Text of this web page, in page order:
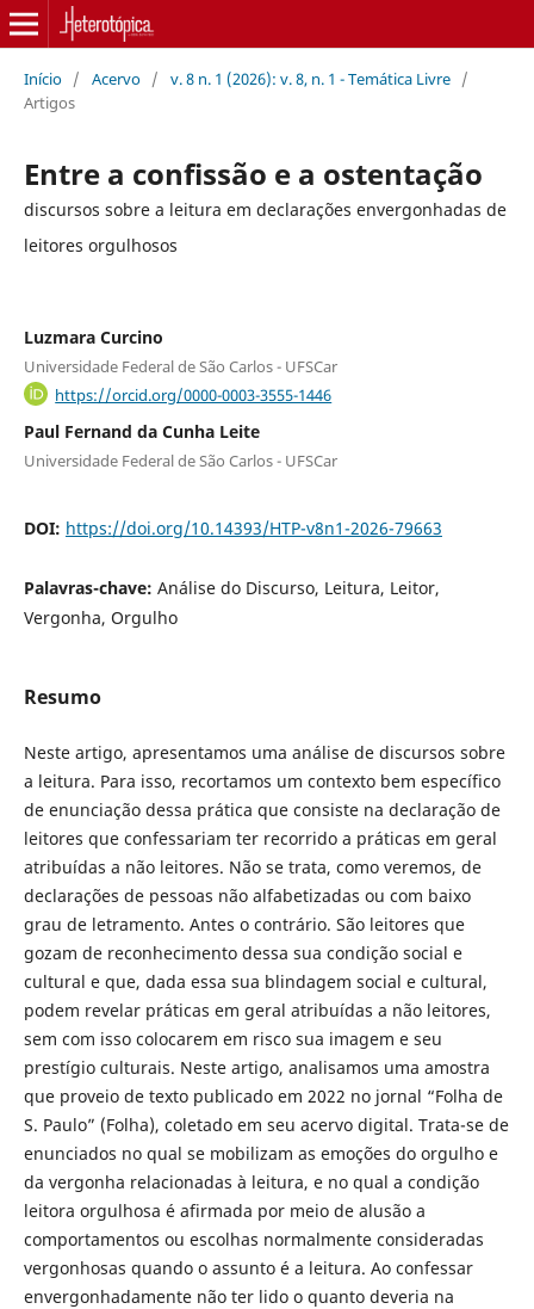
Início / Acervo / v. 8 n. 1 (2026): v. 8, n. 1 - Temática Livre /
Artigos
Entre a confissão e a ostentação
discursos sobre a leitura em declarações envergonhadas de
leitores orgulhosos
Luzmara Curcino
Universidade Federal de São Carlos - UFSCar
https://orcid.org/0000-0003-3555-1446
Paul Fernand da Cunha Leite
Universidade Federal de São Carlos - UFSCar
DOI: https://doi.org/10.14393/HTP-v8n1-2026-79663
Palavras-chave: Análise do Discurso, Leitura, Leitor,
Vergonha, Orgulho
Resumo
Neste artigo, apresentamos uma análise de discursos sobre
a leitura. Para isso, recortamos um contexto bem específico
de enunciação dessa prática que consiste na declaração de
leitores que confessariam ter recorrido a práticas em geral
atribuídas a não leitores. Não se trata, como veremos, de
declarações de pessoas não alfabetizadas ou com baixo
grau de letramento. Antes o contrário. São leitores que
gozam de reconhecimento dessa sua condição social e
cultural e que, dada essa sua blindagem social e cultural,
podem revelar práticas em geral atribuídas a não leitores,
sem com isso colocarem em risco sua imagem e seu
prestígio culturais. Neste artigo, analisamos uma amostra
que proveio de texto publicado em 2022 no jornal “Folha de
S. Paulo” (Folha), coletado em seu acervo digital. Trata-se de
enunciados no qual se mobilizam as emoções do orgulho e
da vergonha relacionadas à leitura, e no qual a condição
leitora orgulhosa é afirmada por meio de alusão a
comportamentos ou escolhas normalmente consideradas
vergonhosas quando o assunto é a leitura. Ao confessar
envergonhadamente não ter lido o quanto deveria na